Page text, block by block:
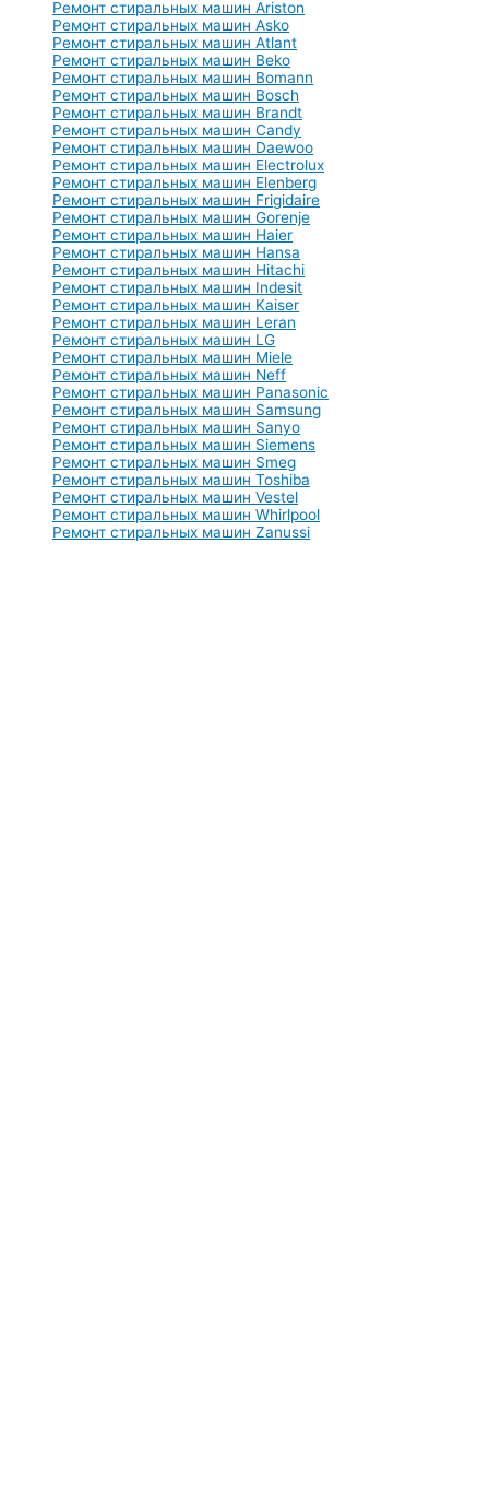
Ремонт стиральных машин Ariston
Ремонт стиральных машин Asko
Ремонт стиральных машин Atlant
Ремонт стиральных машин Beko
Ремонт стиральных машин Bomann
Ремонт стиральных машин Bosch
Ремонт стиральных машин Brandt
Ремонт стиральных машин Candy
Ремонт стиральных машин Daewoo
Ремонт стиральных машин Electrolux
Ремонт стиральных машин Elenberg
Ремонт стиральных машин Frigidaire
Ремонт стиральных машин Gorenje
Ремонт стиральных машин Haier
Ремонт стиральных машин Hansa
Ремонт стиральных машин Hitachi
Ремонт стиральных машин Indesit
Ремонт стиральных машин Kaiser
Ремонт стиральных машин Leran
Ремонт стиральных машин LG
Ремонт стиральных машин Miele
Ремонт стиральных машин Neff
Ремонт стиральных машин Panasonic
Ремонт стиральных машин Samsung
Ремонт стиральных машин Sanyo
Ремонт стиральных машин Siemens
Ремонт стиральных машин Smeg
Ремонт стиральных машин Toshiba
Ремонт стиральных машин Vestel
Ремонт стиральных машин Whirlpool
Ремонт стиральных машин Zanussi